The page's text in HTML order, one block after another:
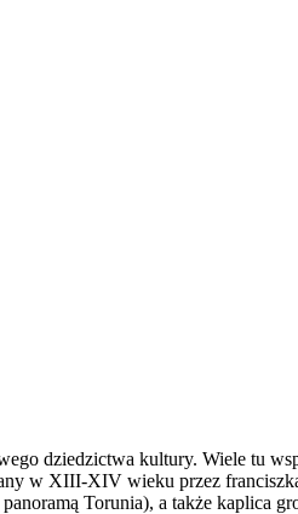
dziedzictwa kultury. Wiele tu
w XIII-XIV wieku przez
Torunia), a także kaplica